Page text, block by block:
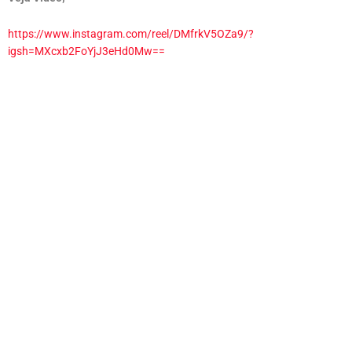
https://www.instagram.com/reel/DMfrkV5OZa9/?
igsh=MXcxb2FoYjJ3eHd0Mw==